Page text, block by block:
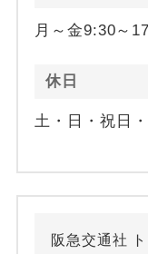
月～金9:30～
休日
土・日・祝日
阪急交通社